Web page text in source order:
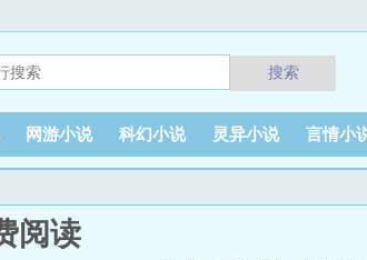
搜索
网游小说 科幻小说 灵异小说 言情小
阅读